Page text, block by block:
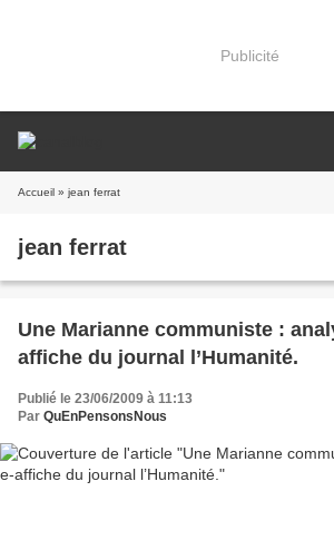
Publicité
Accueil » jean ferrat
jean ferrat
Une Marianne communiste :
affiche du journal l’Humanité.
Publié le 23/06/2009 à 11:13
Par QuEnPensonsNous